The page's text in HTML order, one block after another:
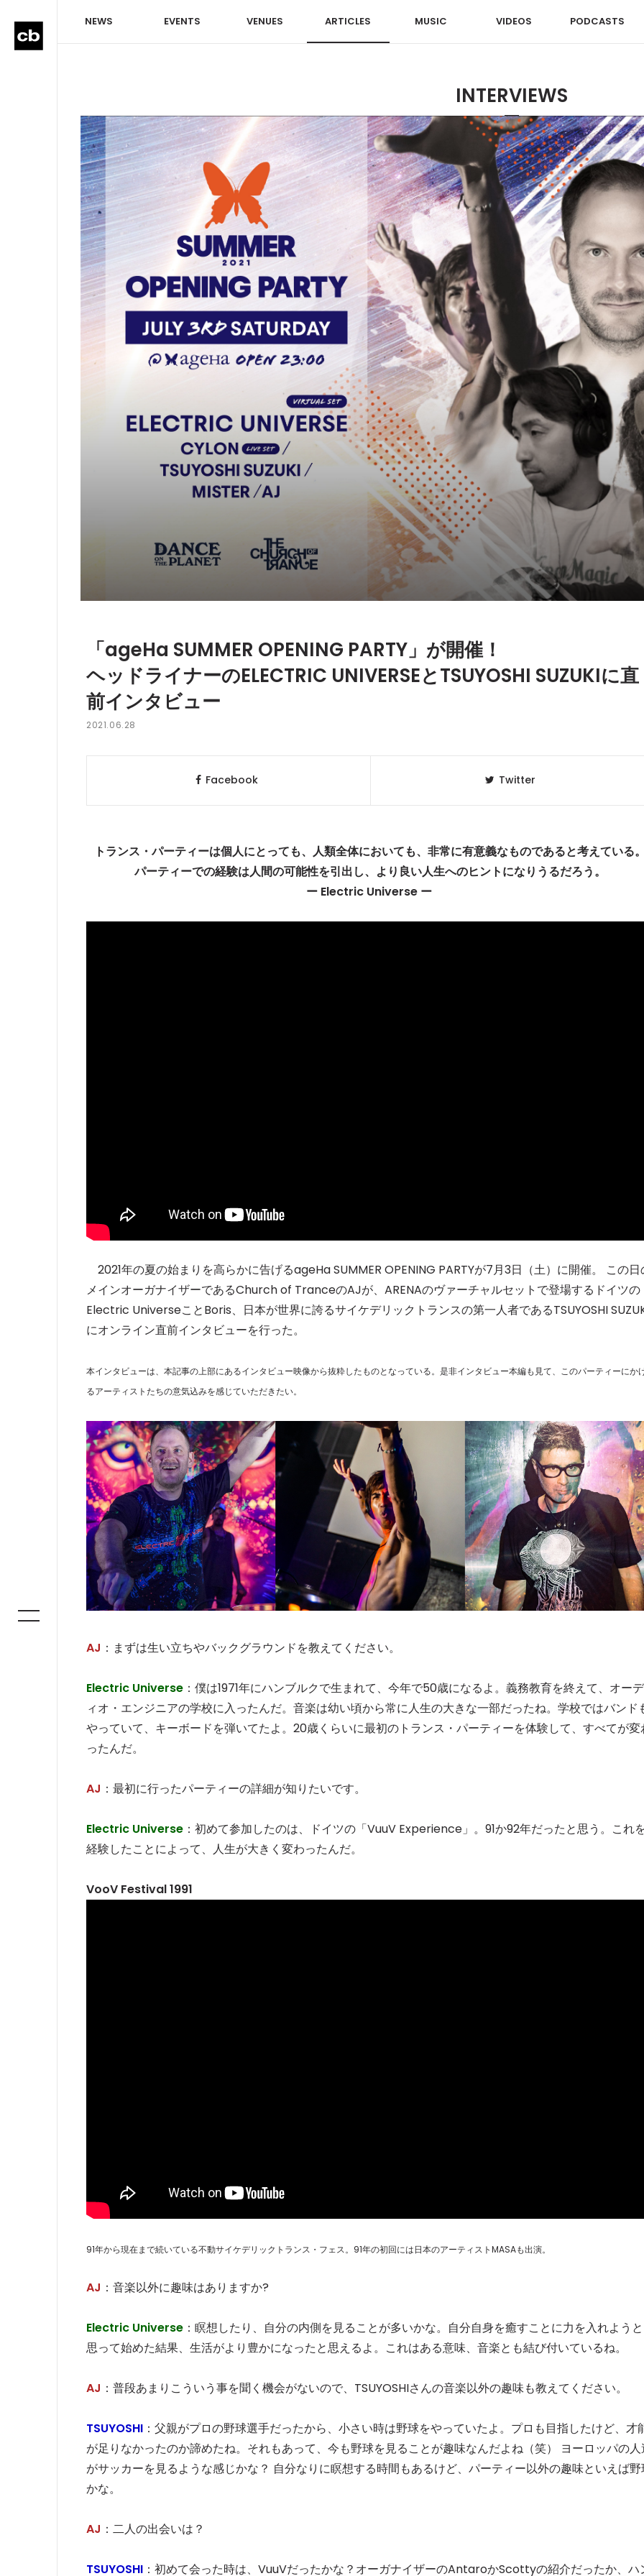
NEWS EVENTS VENUES ARTICLES MUSIC VIDEOS PODCASTS
INTERVIEWS
「ageHa SUMMER OPENING PARTY」が開催！
ヘッドライナーのELECTRIC UNIVERSEとTSUYOSHI SUZUKIに直
前インタビュー
2021.06.28
Facebook Twitter
トランス・パーティーは個人にとっても、人類全体においても、非常に有意義なものであると考えている
パーティーでの経験は人間の可能性を引出し、より良い人生へのヒントになりうるだろう。
ー Electric Universe ー
2021年の夏の始まりを高らかに告げるageHa SUMMER OPENING PARTYが7月3日（土）に開催。 この日
メインオーガナイザーであるChurch of TranceのAJが、ARENAのヴァーチャルセットで登場するドイツの
Electric UniverseことBoris、日本が世界に誇るサイケデリックトランスの第一人者であるTSUYOSHI
にオンライン直前インタビューを行った。
本インタビューは、本記事の上部にあるインタビュー映像から抜粋したものとなっている。是非インタビュー本編も見て、このパーティーにか
るアーティストたちの意気込みを感じていただきたい。
AJ ：まずは生い立ちやバックグラウンドを教えてください。
Electric Universe ：僕は1971年にハンブルクで生まれて、今年で50歳になるよ。義務教育を終えて、オーデ
ィオ・エンジニアの学校に入ったんだ。音楽は幼い頃から常に人生の大きな一部だったね。学校ではバンド
やっていて、キーボードを弾いてたよ。20歳くらいに最初のトランス・パーティーを体験して、すべてが変
ったんだ。
AJ ：最初に行ったパーティーの詳細が知りたいです。
Electric Universe ：初めて参加したのは、ドイツの「VuuV Experience」。91か92年だったと思う。これ
経験したことによって、人生が大きく変わったんだ。
VooV Festival 1991
91年から現在まで続いている不動サイケデリックトランス・フェス。91年の初回には日本のアーティストMASAも出演。
AJ ：音楽以外に趣味はありますか?
Electric Universe ：瞑想したり、自分の内側を見ることが多いかな。自分自身を癒すことに力を入れようと
思って始めた結果、生活がより豊かになったと思えるよ。これはある意味、音楽とも結び付いているね。
AJ ：普段あまりこういう事を聞く機会がないので、TSUYOSHIさんの音楽以外の趣味も教えてください。
TSUYOSHI ：父親がプロの野球選手だったから、小さい時は野球をやっていたよ。プロも目指したけど、才
が足りなかったのか諦めたね。それもあって、今も野球を見ることが趣味なんだよね（笑） ヨーロッパの
がサッカーを見るような感じかな？ 自分なりに瞑想する時間もあるけど、パーティー以外の趣味といえば
かな。
AJ ：二人の出会いは？
TSUYOSHI ：初めて会った時は、VuuVだったかな？オーガナイザーのAntaroかScottyの紹介だったか、ハ